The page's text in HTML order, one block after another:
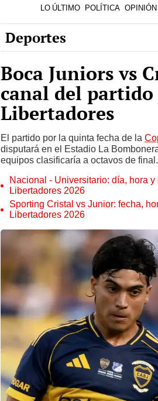
LO ÚLTIMO POLÍTICA OPINIÓN
Deportes
Boca Juniors vs
canal del partido
Libertadores
El partido por la quinta fecha de la
disputará en el Estadio La
equipos clasificaría a octavos de final.
Nacional - Universitario: día, hora
Libertadores 2026
Sporting Cristal vs Junior: fecha,
Libertadores 2026